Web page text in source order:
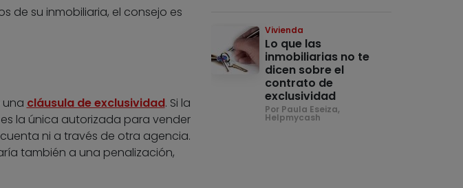
de su inmobiliaria, el consejo es
una cláusula de exclusividad. Si la
la única autorizada para vender
ni a través de otra agencia.
también a una penalización,
Vivienda
Lo que las
inmobiliarias no te
dicen sobre el
contrato de
exclusividad
Por Paula Eseiza,
Helpmycash